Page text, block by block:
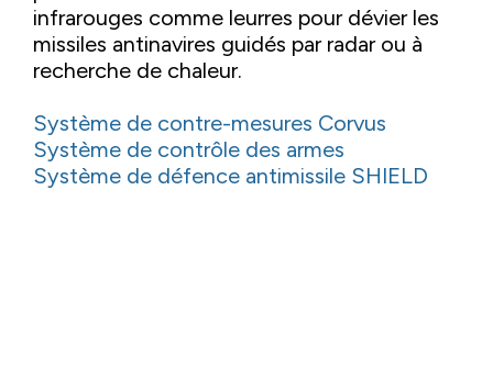
infrarouges comme leurres pour dévier les
missiles antinavires guidés par radar ou à
recherche de chaleur.
Système de contre-mesures Corvus
Système de contrôle des armes
Système de défence antimissile SHIELD